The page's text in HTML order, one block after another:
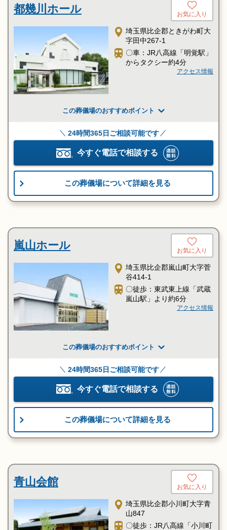
都幾川ホール お気に入り
埼玉県比企郡ときがわ町大
字田中267-1
〇車：JR八高線「明覚駅」
からタクシー約4分
アクセス情報
この葬儀場のおすすめポイント
24時間365日ご相談可能です
今すぐ電話で相談する
この葬儀場について詳細を見る
嵐山ホール お気に入り
埼玉県比企郡嵐山町大字菅
谷414-1
〇徒歩：東武東上線「武蔵
嵐山駅」より約6分
アクセス情報
この葬儀場のおすすめポイント
24時間365日ご相談可能です
今すぐ電話で相談する
この葬儀場について詳細を見る
青山会館 お気に入り
埼玉県比企郡小川町大字青
山847
〇徒歩：JR八高線「小川町